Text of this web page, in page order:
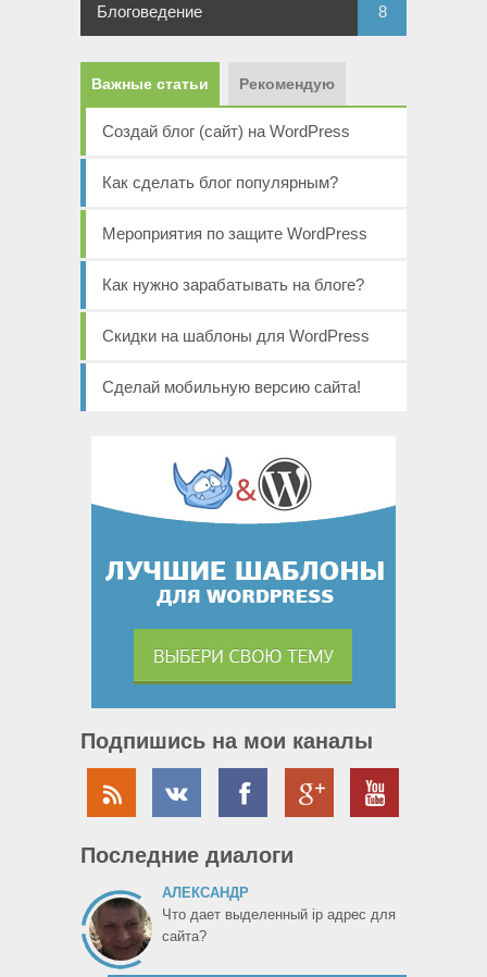
Блоговедение 8
Важные статьи Рекомендую
Создай блог (сайт) на WordPress
Как сделать блог популярным?
Мероприятия по защите WordPress
Как нужно зарабатывать на блоге?
Скидки на шаблоны для WordPress
Сделай мобильную версию сайта!
Подпишись на мои каналы
Последние диалоги
АЛЕКСАНДР
Что дает выделенный ip адрес для
сайта?